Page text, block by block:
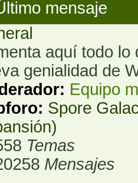
mensaje
aquí todo lo
genialidad de
Equipo
Spore
Temas
Mensajes